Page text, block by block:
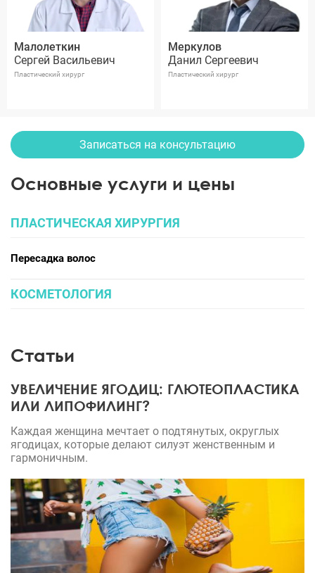
Малолеткин
Сергей Васильевич
Пластический хирург
Меркулов
Данил Сергеевич
Пластический хирург
Записаться на консультацию
Основные услуги и цены
ПЛАСТИЧЕСКАЯ ХИРУРГИЯ
Пересадка волос
КОСМЕТОЛОГИЯ
Статьи
УВЕЛИЧЕНИЕ ЯГОДИЦ: ГЛЮТЕОПЛАСТИКА
ИЛИ ЛИПОФИЛИНГ?
Каждая женщина мечтает о подтянутых, округлых
ягодицах, которые делают силуэт женственным и
гармоничным.